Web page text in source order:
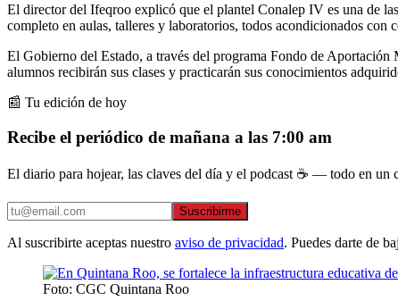
El director del Ifeqroo explicó que el plantel Conalep IV es una de
completo en aulas, talleres y laboratorios, todos acondicionados con
El Gobierno del Estado, a través del programa Fondo de
alumnos recibirán sus clases y practicarán sus conocimientos
📰 Tu edición de hoy
Recibe el periódico de mañana a las 7:00 am
El diario para hojear, las claves del día y el podcast ☕ — todo en un
Suscribirme
Al suscribirte aceptas nuestro aviso de privacidad. Puedes darte de
Foto: CGC Quintana Roo